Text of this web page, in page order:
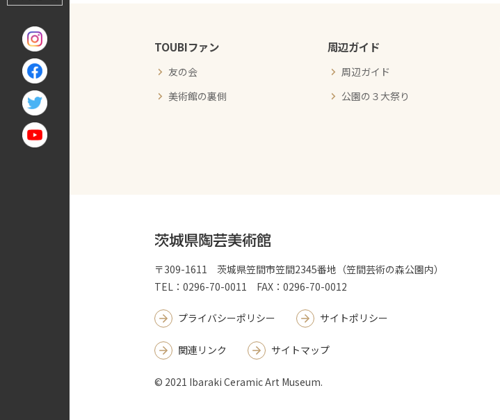
TOUBIファン
友の会
美術館の裏側
周辺ガイド
周辺ガイド
公園の３大祭り
〒309-1611 茨城県笠間市笠間2345番地（笠間芸術の森公園内）
TEL：0296-70-0011 FAX：0296-70-0012
プライバシーポリシー サイトポリシー
関連リンク サイトマップ
© 2021 Ibaraki Ceramic Art Museum.